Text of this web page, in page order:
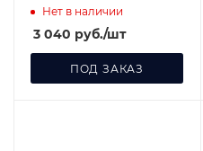
Нет в наличии
3 040 руб./шт
ПОД ЗАКАЗ